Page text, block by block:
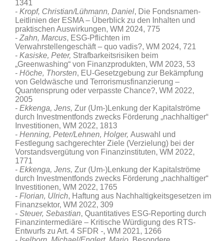
1341
Kropf, Christian/Lühmann, Daniel, Die Fondsnamen-
Leitlinien der ESMA – Überblick zu den Inhalten und
praktischen Auswirkungen, WM 2024, 775
Zahn, Marcus, ESG-Pflichten im
Verwahrstellengeschäft – quo vadis?, WM 2024, 721
Kasiske,Peter, Strafbarkeitsrisiken beim
„Greenwashing“ von Finanzprodukten, WM 2023, 53
Höche, Thorsten, EU-Gesetzgebung zur Bekämpfung
von Geldwäsche und Terrorismusfinanzierung –
Quantensprung oder verpasste Chance?, WM 2022,
2005
Ekkenga, Jens, Zur (Um-)Lenkung der Kapitalströme
durch Investmentfonds zwecks Förderung „nachhaltiger“
Investitionen, WM 2022, 1813
Henning, Peter/Lehnen, Holger,Auswahl und
Festlegung sachgerechter Ziele (Verzielung) bei der
Vorstandsvergütung von Finanzinstituten, WM 2022,
1771
Ekkenga, Jens,Zur (Um-)Lenkung der Kapitalströme
durch Investmentfonds zwecks Förderung „nachhaltiger“
Investitionen, WM 2022, 1765
Florian, Ulrich, Haftung aus Nachhaltigkeitsgesetzen im
Finanzsektor, WM 2022, 309
Steuer, Sebastian, Quantitatives ESG-Reporting durch
Finanzintermediäre – Kritische Würdigung des RTS-
Entwurfs zu Art. 4 SFDR -, WM 2021, 1266